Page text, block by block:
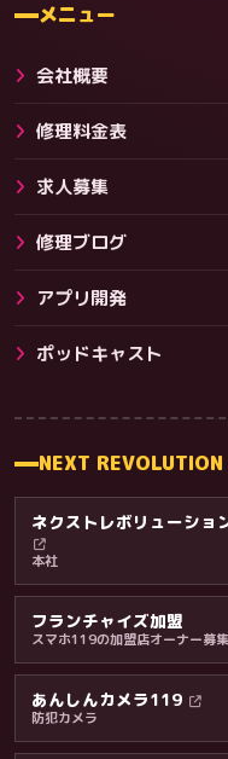
その他サービス
料金・保証・ご案内
メニュー
会社概要
修理料金表
求人募集
修理ブログ
アプリ開発
ポッドキャスト
NEXT REVOLUTION
ネクストレボリューショ
本社
フランチャイズ加盟
スマホ119の加盟店オーナー募集
あんしんカメラ119
防犯カメラ